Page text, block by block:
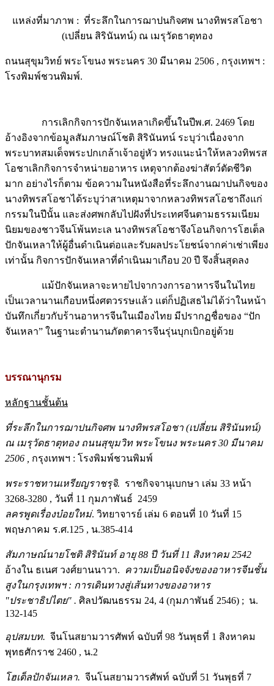
แหล่งที่มาภาพ : ที่ระลึกในการฌาปนกิจศพ นางทิพรสโอชา
(เปลี่ยน สิรินันทน์) ณ เมรุวัดธาตุทอง
ถนนสุขุมวิทย์ พระโขนง พระนคร 30 มีนาคม 2506 , กรุงเทพฯ :
โรงพิมพ์ชวนพิมพ์.
การเลิกกิจการปักจันเหลาเกิดขึ้นในปีพ.ศ. 2469 โดย
อ้างอิงจากข้อมูลสัมภาษณ์โชติ สิรินันทน์ ระบุว่าเนื่องจาก
พระบาทสมเด็จพระปกเกล้าเจ้าอยู่หัว ทรงแนะนำให้หลวงทิพรส
โอชาเลิกกิจการจำหน่ายอาหาร เหตุจากต้องฆ่าสัตว์ตัดชีวิต
มาก อย่างไรก็ตาม ข้อความในหนังสือที่ระลึกงานฌาปนกิจของ
นางทิพรสโอชาได้ระบุว่าสาเหตุมาจากหลวงทิพรสโอชาถึงแก่
กรรมในปีนั้น และส่งศพกลับไปฝังที่ประเทศจีนตามธรรมเนียม
นิยมของชาวจีนโพ้นทะเล นางทิพรสโอชาจึงโอนกิจการโฮเต็ล
ปักจันเหลาให้ผู้อื่นดำเนินต่อและรับผลประโยชน์จากค่าเช่าเพียง
เท่านั้น กิจการปักจันเหลาที่ดำเนินมาเกือบ 20 ปี จึงสิ้นสุดลง
แม้ปักจันเหลาจะหายไปจากวงการอาหารจีนในไทย
เป็นเวลานานเกือบหนึ่งศตวรรษแล้ว แต่ก็ปฏิเสธไม่ได้ว่าในหน้า
บันทึกเกี่ยวกับร้านอาหารจีนในเมืองไทย มีปรากฏชื่อของ “ปัก
จันเหลา” ในฐานะตำนานภัตตาคารจีนรุ่นบุกเบิกอยู่ด้วย
บรรณานุกรม
หลักฐานชั้นต้น
ที่ระลึกในการฌาปนกิจศพ นางทิพรสโอชา (เปลี่ยน สิรินันทน์)
ณ เมรุวัดธาตุทอง ถนนสุขุมวิท พระโขนง พระนคร30 มีนาคม
2506 , กรุงเทพฯ : โรงพิมพ์ชวนพิมพ์
พระราชทานเหรียญราชรุจิ. ราชกิจจานุเบกษา เล่ม 33 หน้า
3268-3280 , วันที่ 11 กุมภาพันธ์ 2459
ลครพูดเรื่องบ๋อยใหม่. วิทยาจารย์ เล่ม 6 ตอนที่ 10 วันที่ 15
พฤษภาคม ร.ศ.125 , น.385-414
สัมภาษณ์นายโชติ สิรินันท์ อายุ88 ปี วันที่11 สิงหาคม 2542
อ้างใน ธเนศ วงศ์ยานนาวา.
ความเป็นอนิจจังของอาหารจีนชั้น
สูงในกรุงเทพฯ : การเดินทางสู่เส้นทางของอาหาร
"ประชาธิปไตย" . ศิลปวัฒนธรรม 24, 4 (กุมภาพันธ์ 2546) ; น.
132-145
อุปสมบท. จีนโนสยามวารศัพท์ ฉบับที่ 98 วันพุธที่ 1 สิงหาคม
พุทธศักราช 2460 , น.2
โฮเต็ลปักจันเหลา. จีนโนสยามวารศัพท์ ฉบับที่ 51 วันพุธที่ 7